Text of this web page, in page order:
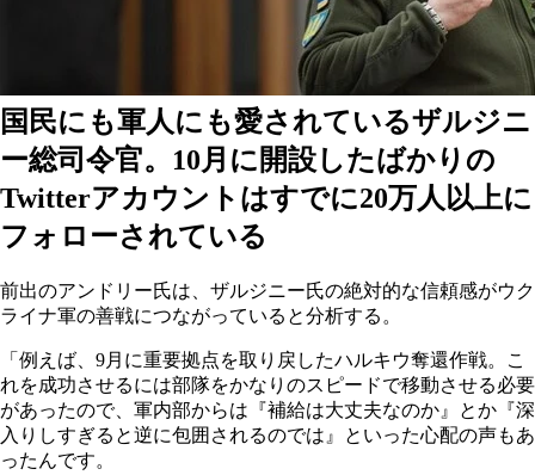
国民にも軍人にも愛されているザルジニ
ー総司令官。10月に開設したばかりの
Twitterアカウントはすでに20万人以上に
フォローされている
前出のアンドリー氏は、ザルジニー氏の絶対的な信頼感がウク
ライナ軍の善戦につながっていると分析する。
「例えば、9月に重要拠点を取り戻したハルキウ奪還作戦。こ
れを成功させるには部隊をかなりのスピードで移動させる必要
があったので、軍内部からは『補給は大丈夫なのか』とか『深
入りしすぎると逆に包囲されるのでは』といった心配の声もあ
ったんです。